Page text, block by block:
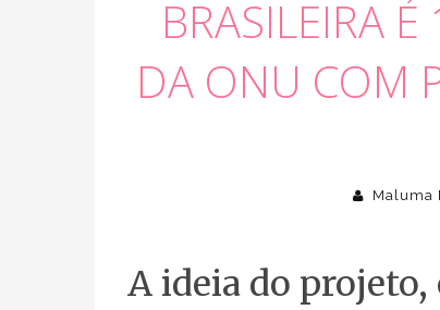
BRASILEIRA
DA ONU COM
Maluma
A ideia do